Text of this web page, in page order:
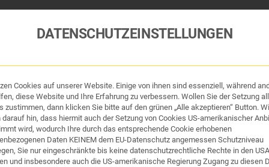
und Hygiene Organe & Organ-Uhr
Westend Online-Shop: Sicher, schnell und 24/7 für Sie da!
Gratisversand ab €50
DATENSCHUTZEINSTELLUNGEN
Cookies auf unserer Website. Einige von ihnen sind essenziell, während
diese Website und Ihre Erfahrung zu verbessern. Wollen Sie der Setzung
zustimmen, dann klicken Sie bitte auf den grünen „Alle akzeptieren“ Button.
hin, dass hiermit auch der Setzung von Cookies US-amerikanischer
wird, wodurch Ihre durch das entsprechende Cookie erhobenen
Daten KEINEM dem EU-Datenschutz angemessen Schutzniveau
Sie nur eingeschränkte bis keine datenschutzrechtliche Rechte in den USA
und insbesondere auch die US-amerikanische Regierung Zugang zu diesen